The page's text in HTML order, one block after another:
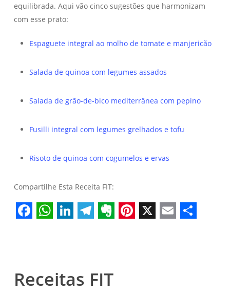
equilibrada. Aqui vão cinco sugestões que harmonizam
com esse prato:
Espaguete integral ao molho de tomate e manjericão
Salada de quinoa com legumes assados
Salada de grão-de-bico mediterrânea com pepino
Fusilli integral com legumes grelhados e tofu
Risoto de quinoa com cogumelos e ervas
Compartilhe Esta Receita FIT:
Receitas FIT